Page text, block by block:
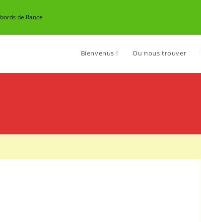
de Rance
Bienvenus ! Ou nous trouver